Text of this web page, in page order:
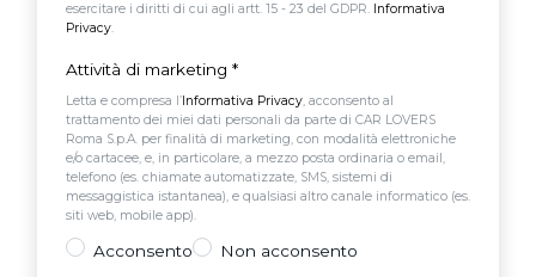
esercitare i diritti di cui agli artt. 15 - 23 del GDPR. Informativa
Privacy.
Attività di marketing *
Letta e compresa l’ Informativa Privacy, acconsento al
trattamento dei miei dati personali da parte di CAR LOVERS
Roma S.p.A. per finalità di marketing, con modalità elettroniche
e/o cartacee, e, in particolare, a mezzo posta ordinaria o email,
telefono (es. chiamate automatizzate, SMS, sistemi di
messaggistica istantanea), e qualsiasi altro canale informatico (es.
siti web, mobile app).
Acconsento Non acconsento